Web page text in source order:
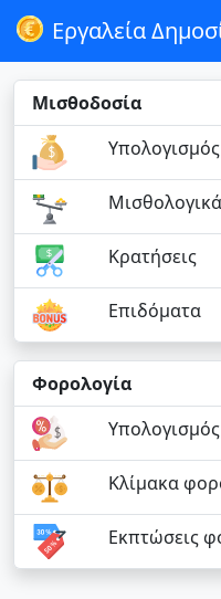
Εργαλεία
Μισθοδοσία
Κρατήσεις
Επιδόματα
Φορολογία
Κλίμακα
Εκπτώσεις